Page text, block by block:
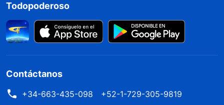
Todopoderoso
Contáctanos
+34-663-435-098
+52-1-729-305-9819